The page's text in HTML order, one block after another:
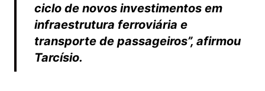
ciclo de novos investimentos em
infraestrutura ferroviária e
transporte de passageiros”, afirmou
Tarcísio.